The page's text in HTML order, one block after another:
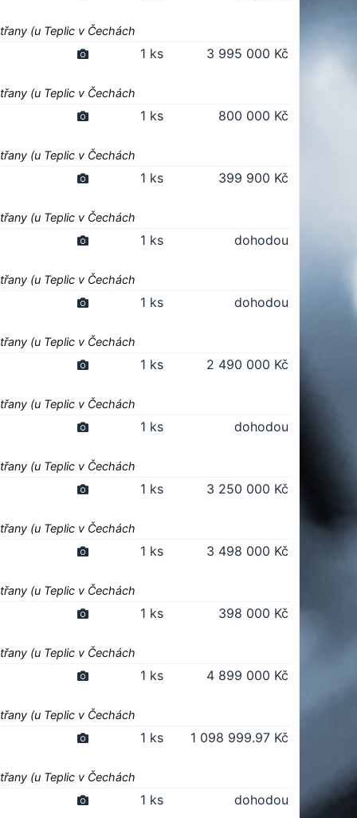
(u Teplic v Čechách
1 ks 3 995 000 Kč
(u Teplic v Čechách
1 ks 800 000 Kč
(u Teplic v Čechách
1 ks 399 900 Kč
(u Teplic v Čechách
1 ks dohodou
(u Teplic v Čechách
1 ks dohodou
(u Teplic v Čechách
1 ks 2 490 000 Kč
(u Teplic v Čechách
1 ks dohodou
(u Teplic v Čechách
1 ks 3 250 000 Kč
(u Teplic v Čechách
1 ks 3 498 000 Kč
(u Teplic v Čechách
1 ks 398 000 Kč
(u Teplic v Čechách
1 ks 4 899 000 Kč
(u Teplic v Čechách
1 ks 1 098 999.97 Kč
(u Teplic v Čechách
1 ks dohodou